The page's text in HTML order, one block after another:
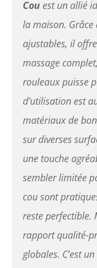
Couest un allié
la maison. Grâce
ajustables, il
massage
rouleaux puisse
d’utilisation est
matériaux de
sur diverses
une touche
sembler limitée
cou sont
reste perfectible.
rapport qualité-
globales. C’est